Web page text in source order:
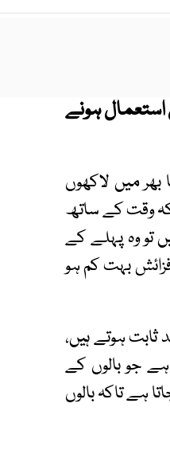
ہونے
میں لاکھوں
وقت کے ساتھ
تو وہ پہلے کے
بہت کم ہو
ثابت ہوتے ہیں،
ہے جو بالوں کے
ہے تاکہ بالوں